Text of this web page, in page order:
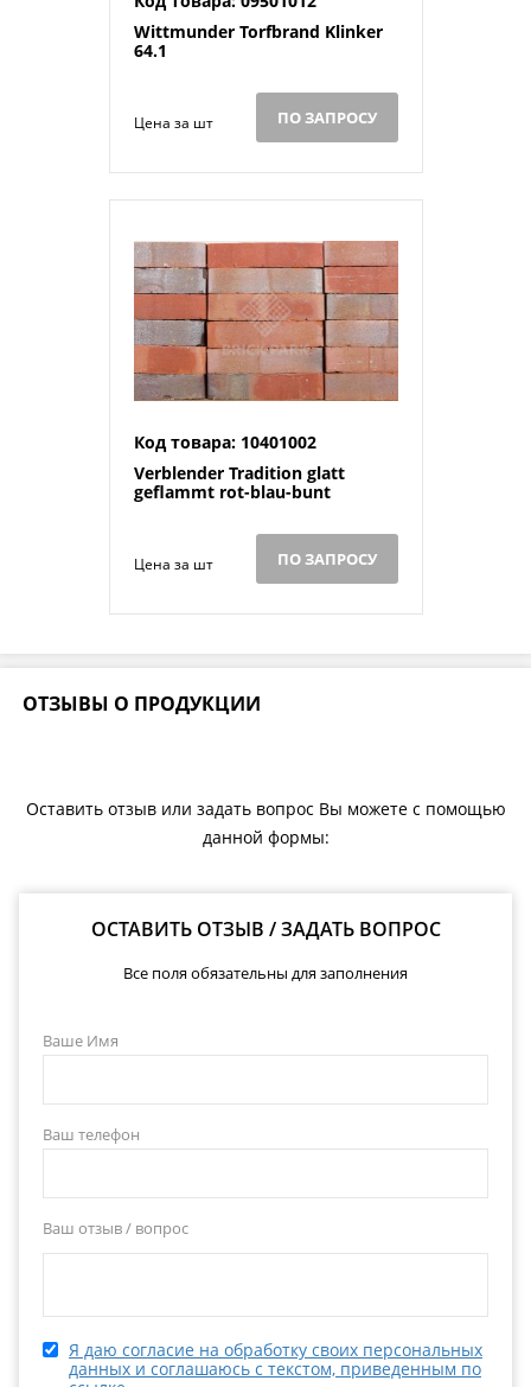
Wittmunder Torfbrand Klinker
64.1
Цена за шт ПО ЗАПРОСУ
Код товара: 10401002
Verblender Tradition glatt
geflammt rot-blau-bunt
Цена за шт ПО ЗАПРОСУ
ОТЗЫВЫ О ПРОДУКЦИИ
Оставить отзыв или задать вопрос Вы можете с помощью
данной формы:
ОСТАВИТЬ ОТЗЫВ / ЗАДАТЬ ВОПРОС
Все поля обязательны для заполнения
Ваше Имя
Ваш телефон
Ваш отзыв / вопрос
Я даю согласие на обработку своих персональных
данных и соглашаюсь с текстом, приведенным по